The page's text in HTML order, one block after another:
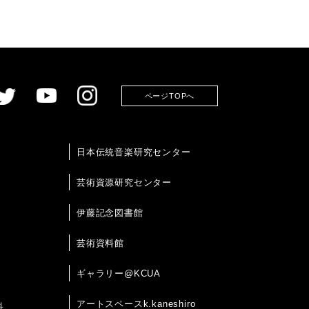
ページTOPへ
日本伝統音楽研究センター
芸術資源研究センター
伊藤記念図書館
芸術資料館
ギャラリー@KCUA
アートスペースk.kaneshiro